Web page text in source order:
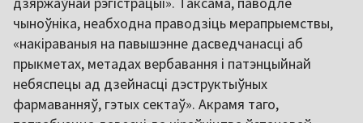
чыноўніка, неабходна праводзіць мерапрыемствы,
«накіраваныя на павышэнне дасведчанасці аб
прыкметах, метадах вербавання і патэнцыйнай
небяспецы ад дзейнасці дэструктыўных
фармаванняў, гэтых сектаў». Акрамя таго,